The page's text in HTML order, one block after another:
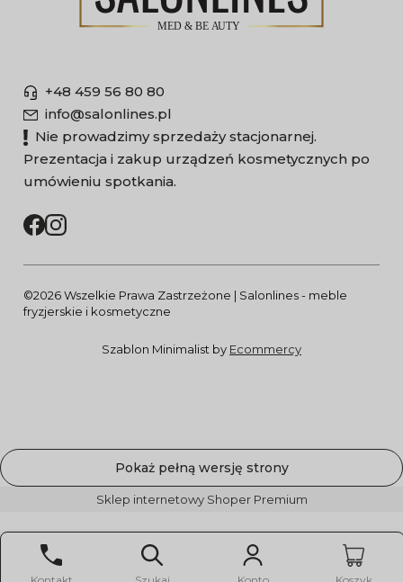
+48 459 56 80 80
info@salonlines.pl
Nie prowadzimy sprzedaży stacjonarnej.
Prezentacja i zakup urządzeń kosmetycznych po
umówieniu spotkania.
©2026 Wszelkie Prawa Zastrzeżone | Salonlines - meble
fryzjerskie i kosmetyczne
Szablon Minimalist by Ecommercy
Pokaż pełną wersję strony
Sklep internetowy Shoper Premium